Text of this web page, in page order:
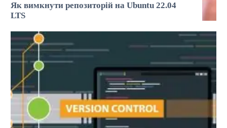
Як вимкнути репозиторій на Ubuntu 22.04
LTS